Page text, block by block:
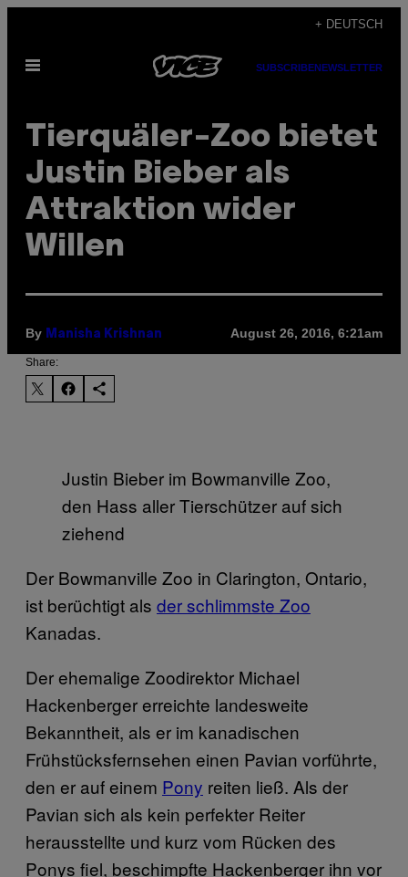
content
+ DEUTSCH
Open
SUBSCRIBENEWSLETTER
Tierquäler-Zoo bietet
Justin Bieber als
Attraktion wider
Willen
By Manisha Krishnan August 26, 2016, 6:21am
Share:
Justin Bieber im Bowmanville Zoo,
den Hass aller Tierschützer auf sich
ziehend
Der Bowmanville Zoo in Clarington, Ontario,
ist berüchtigt als der schlimmste Zoo
Kanadas.
Der ehemalige Zoodirektor Michael
Hackenberger erreichte landesweite
Bekanntheit, als er im kanadischen
Frühstücksfernsehen einen Pavian vorführte,
den er auf einem Pony reiten ließ. Als der
Pavian sich als kein perfekter Reiter
herausstellte und kurz vom Rücken des
Ponys fiel, beschimpfte Hackenberger ihn vor